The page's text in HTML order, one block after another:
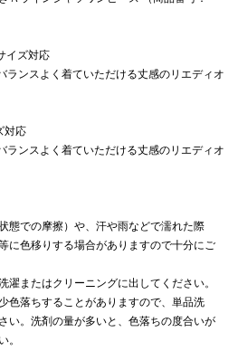
イズ対応
ランスよく着ていただける丈感のリエディオ
対応
ランスよく着ていただける丈感のリエディオ
態での摩擦）や、汗や雨などで濡れた際
に色移りする場合がありますので十分にご
またはクリーニングに出してください。
色落ちすることがありますので、単品洗
い。洗剤の量が多いと、色落ちの度合いが
。